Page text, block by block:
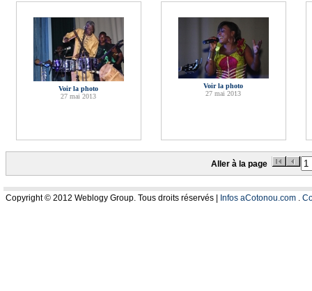
Voir la photo
27 mai 2013
Voir la photo
27 mai 2013
Aller à la page
Copyright © 2012 Weblogy Group. Tous droits réservés | Infos aCotonou.com .